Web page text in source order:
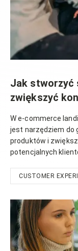
Jak stworzyć
zwiększyć
W e-commerce
jest narzędziem do
produktów i
potencjalnych
CUSTOMER